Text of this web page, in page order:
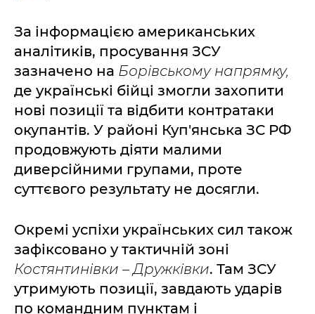
За інформацією американських
аналітиків, просування ЗСУ
зазначено на Борівському напрямку,
де українські бійці змогли захопити
нові позиції та відбити контратаки
окупантів. У районі Куп'янська ЗС РФ
продовжують діяти малими
диверсійними групами, проте
суттєвого результату не досягли.
Окремі успіхи українських сил також
зафіксовано у тактичній зоні
Костянтинівки – Дружківки. Там ЗСУ
утримують позиції, завдають ударів
по командним пунктам і